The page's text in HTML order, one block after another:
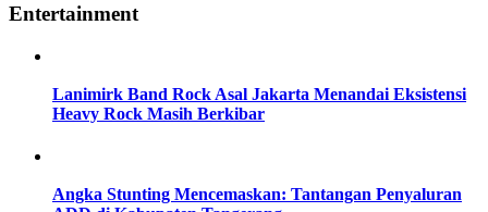
Entertainment
Lanimirk Band Rock Asal Jakarta Menandai Eksistensi
Heavy Rock Masih Berkibar
Angka Stunting Mencemaskan: Tantangan Penyaluran